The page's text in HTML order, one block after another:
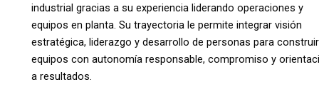
industrial gracias a su experiencia liderando operaciones y
equipos en planta. Su trayectoria le permite integrar visión
estratégica, liderazgo y desarrollo de personas para construir
equipos con autonomía responsable, compromiso y
a resultados.